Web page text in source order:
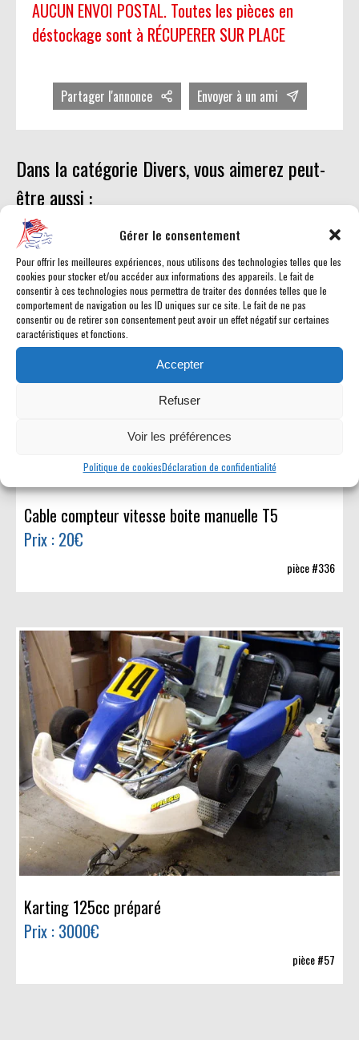
Gérer le consentement
Pour offrir les meilleures expériences, nous utilisons des technologies telles que les
cookies pour stocker et/ou accéder aux informations des appareils. Le fait de
consentir à ces technologies nous permettra de traiter des données telles que le
comportement de navigation ou les ID uniques sur ce site. Le fait de ne pas
consentir ou de retirer son consentement peut avoir un effet négatif sur certaines
caractéristiques et fonctions.
Accepter
Refuser
Voir les préférences
Politique de cookiesDéclaration de confidentialité
AUCUN ENVOI POSTAL. Toutes les pièces en
déstockage sont à RÉCUPERER SUR PLACE
Partager l'annonce Envoyer à un ami
Dans la catégorie Divers, vous aimerez peut-
être aussi :
Cable compteur vitesse boite manuelle T5
Prix : 20€
pièce #336
Karting 125cc préparé
Prix : 3000€
pièce #57